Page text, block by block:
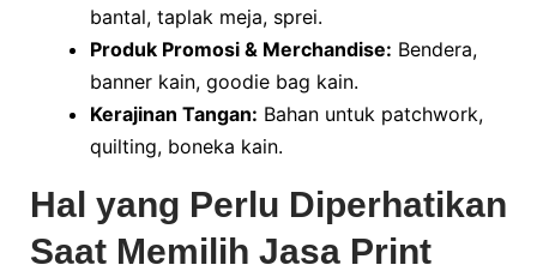
bantal, taplak meja, sprei.
Produk Promosi & Merchandise: Bendera,
banner kain, goodie bag kain.
Kerajinan Tangan: Bahan untuk patchwork,
quilting, boneka kain.
Hal yang Perlu Diperhatikan
Saat Memilih Jasa Print